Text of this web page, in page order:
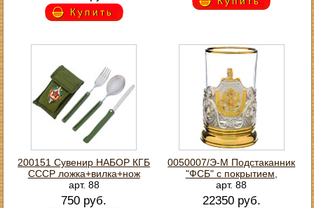
Купить
200151 Сувенир НАБОР КГБ
СССР ложка+вилка+нож
арт. 88
750 руб.
0050007/Э-М Подстаканник
"ФСБ" с покрытием,
арт. 88
22350 руб.